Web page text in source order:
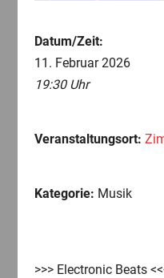
Datum/Zeit:
11. Februar 2026
19:30 Uhr
Veranstaltungsort:
Kategorie: Musik
>>> Electronic Beats